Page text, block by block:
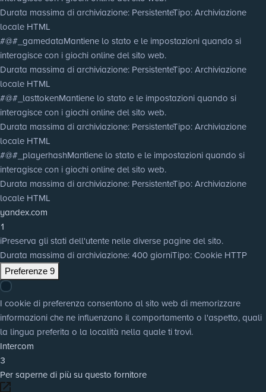
Durata massima di archiviazione: PersistenteTipo: Archiviazione
locale HTML
#@#_gamedataMantiene lo stato e le impostazioni quando si
interagisce con i giochi online del sito web.
Durata massima di archiviazione: PersistenteTipo: Archiviazione
locale HTML
#@#_lasttokenMantiene lo stato e le impostazioni quando si
interagisce con i giochi online del sito web.
Durata massima di archiviazione: PersistenteTipo: Archiviazione
locale HTML
#@#_playerhashMantiene lo stato e le impostazioni quando si
interagisce con i giochi online del sito web.
Durata massima di archiviazione: PersistenteTipo: Archiviazione
locale HTML
yandex.com
1
iPreserva gli stati dell'utente nelle diverse pagine del sito.
Durata massima di archiviazione: 400 giorniTipo: Cookie HTTP
Preferenze 9
I cookie di preferenza consentono al sito web di memorizzare
informazioni che ne influenzano il comportamento o l'aspetto, quali
la lingua preferita o la località nella quale ti trovi.
Intercom
3
Per saperne di più su questo fornitore